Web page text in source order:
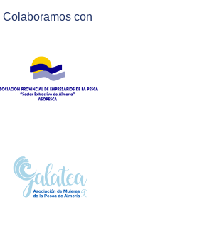
Colaboramos con